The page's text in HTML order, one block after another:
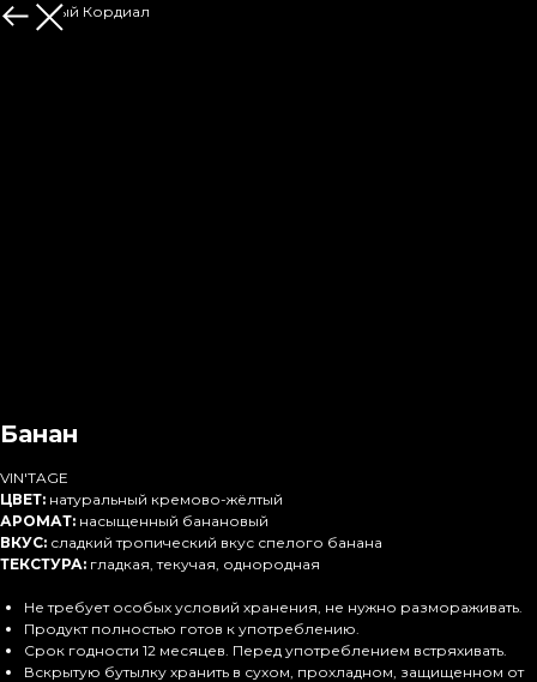
Лаймовый Кордиал
Банан
VIN'TAGE
ЦВЕТ: натуральный кремово-жёлтый
АРОМАТ: насыщенный банановый
ВКУС: сладкий тропический вкус спелого банана
ТЕКСТУРА: гладкая, текучая, однородная
Не требует особых условий хранения, не нужно размораживать.
Продукт полностью готов к употреблению.
Срок годности 12 месяцев. Перед употреблением встряхивать.
Вскрытую бутылку хранить в сухом, прохладном, защищенном от